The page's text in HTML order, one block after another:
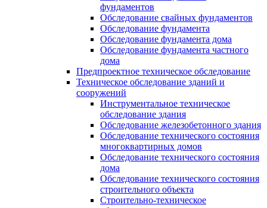
фундаментов
Обследование свайных фундаментов
Обследование фундамента
Обследование фундамента дома
Обследование фундамента частного
дома
Предпроектное техническое обследование
Техническое обследование зданий и
сооружений
Инструментальное техническое
обследование здания
Обследование железобетонного здания
Обследование технического состояния
многоквартирных домов
Обследование технического состояния
дома
Обследование технического состояния
строительного объекта
Строительно-техническое